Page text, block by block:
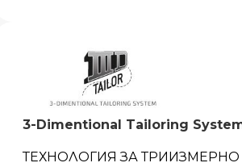
3-Dimentional Tailoring
ТЕХНОЛОГИЯ ЗА ТРИИЗМЕРНО